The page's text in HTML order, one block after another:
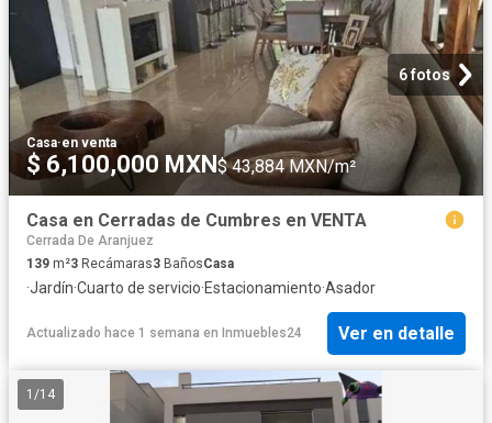
6 fotos
Casa·en venta
$ 6,100,000 MXN$ 43,884 MXN/m²
Casa en Cerradas de Cumbres en VENTA
Cerrada De Aranjuez
139 m²3 Recámaras3 BañosCasa
·Jardín·Cuarto de servicio·Estacionamiento·Asador
Actualizado hace 1 semana en Inmuebles24 Ver en detalle
1 /14